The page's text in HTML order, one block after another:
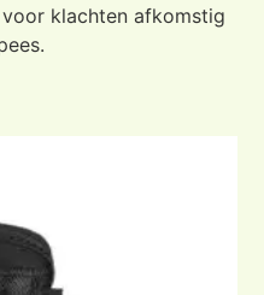
klachten afkomstig